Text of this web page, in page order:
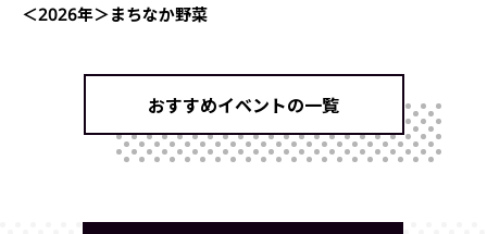
＜2026年＞まちなか野菜
おすすめイベントの一覧